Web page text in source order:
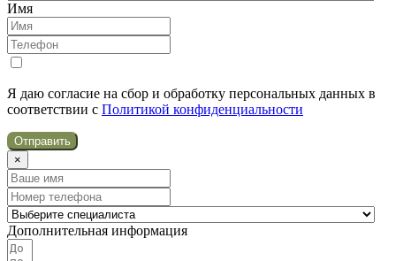
Имя
Я даю согласие на сбор и обработку персональных данных в
соответствии с Политикой конфиденциальности
Отправить
×
Дополнительная информация